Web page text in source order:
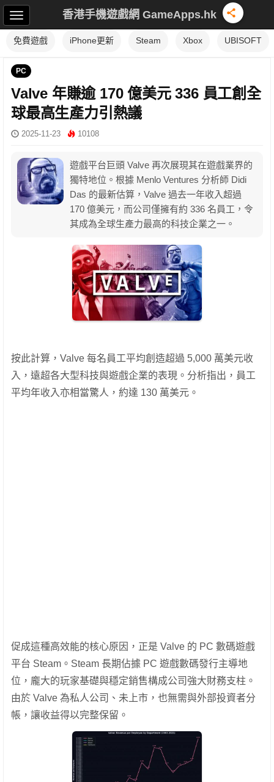
香港手機遊戲網 GameApps.hk
免費遊戲 iPhone更新 Steam Xbox UBISOFT
PC
Valve 年賺逾 170 億美元 336 員工創全
球最高生產力引熱議
2025-11-23 10108
遊戲平台巨頭 Valve 再次展現其在遊戲業界的
獨特地位。根據 Menlo Ventures 分析師 Didi
Das 的最新估算，Valve 過去一年收入超過
170 億美元，而公司僅擁有約 336 名員工，令
其成為全球生產力最高的科技企業之一。
按此計算，Valve 每名員工平均創造超過 5,000 萬美元收
入，遠超各大型科技與遊戲企業的表現。分析指出，員工
平均年收入亦相當驚人，約達 130 萬美元。
促成這種高效能的核心原因，正是 Valve 的 PC 數碼遊戲
平台 Steam。Steam 長期佔據 PC 遊戲數碼發行主導地
位，龐大的玩家基礎與穩定銷售構成公司強大財務支柱。
由於 Valve 為私人公司、未上市，也無需與外部投資者分
帳，讓收益得以完整保留。